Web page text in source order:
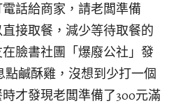
話給商家，請老闆準備
接取餐，減少等待取餐的
臉書社團「爆廢公社」發
鹹酥雞，沒想到少打一個
才發現老闆準備了300元滿